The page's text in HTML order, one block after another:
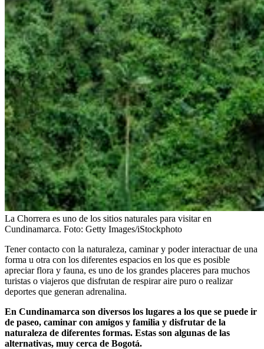
La Chorrera es uno de los sitios naturales para visitar en
Cundinamarca. Foto: Getty Images/iStockphoto
Tener contacto con la naturaleza, caminar y poder interactuar de una
forma u otra con los diferentes espacios en los que es posible
apreciar flora y fauna, es uno de los grandes placeres para muchos
turistas o viajeros que disfrutan de respirar aire puro o realizar
deportes que generan adrenalina.
En Cundinamarca son diversos los lugares a los que se puede ir
de paseo, caminar con amigos y familia y disfrutar de la
naturaleza de diferentes formas. Estas son algunas de las
alternativas, muy cerca de Bogotá.